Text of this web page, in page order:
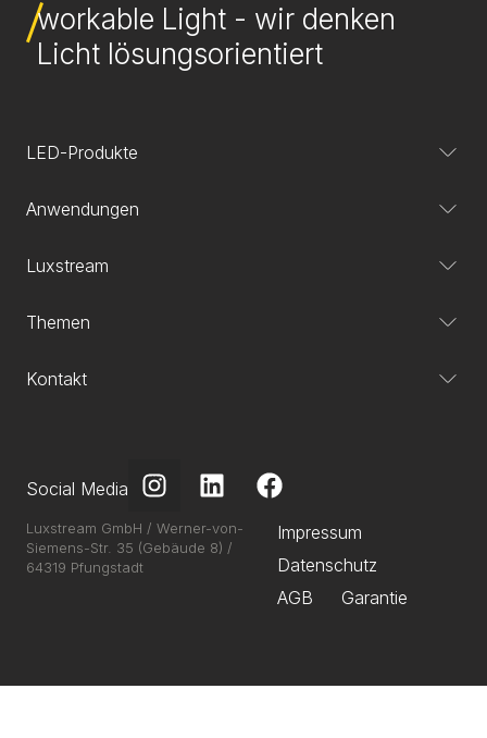
workable Light - wir denken
Licht lösungsorientiert
LED-Produkte
Anwendungen
Luxstream
Themen
Kontakt
Social Media
Luxstream GmbH / Werner-von-
Siemens-Str. 35 (Gebäude 8) /
64319 Pfungstadt
Impressum
Datenschutz
AGB
Garantie